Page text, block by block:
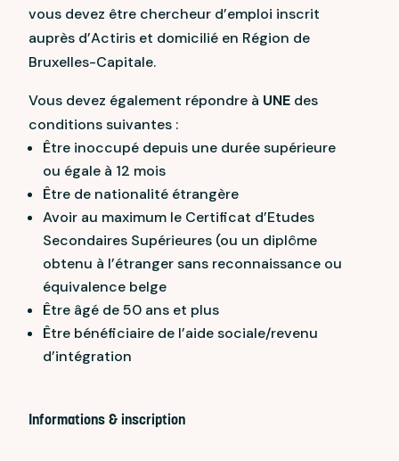
vous devez être chercheur d’emploi inscrit
auprès d’Actiris et domicilié en Région de
Bruxelles-Capitale.
Vous devez également répondre à UNE des
conditions suivantes :
Être inoccupé depuis une durée supérieure
ou égale à 12 mois
Être de nationalité étrangère
Avoir au maximum le Certificat d’Etudes
Secondaires Supérieures (ou un diplôme
obtenu à l’étranger sans reconnaissance ou
équivalence belge
Être âgé de 50 ans et plus
Être bénéficiaire de l’aide sociale/revenu
d’intégration
Informations & inscription